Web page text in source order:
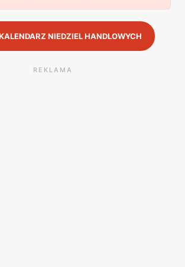
NIEDZIEL HANDLOWYCH
REKLAMA